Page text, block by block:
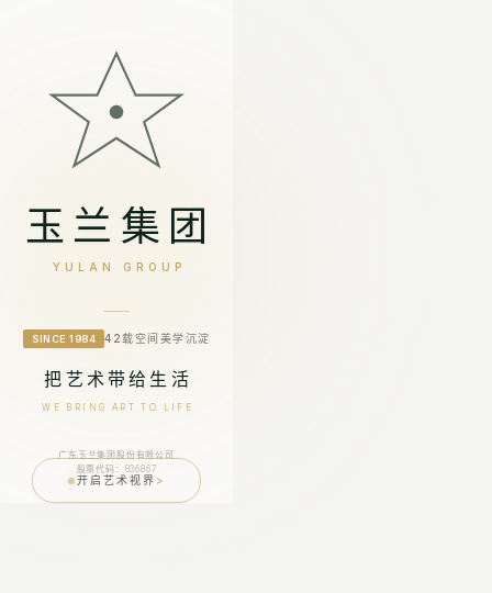
玉兰集团
YULAN GROUP
SINCE 1984 42载空间美学沉淀
把艺术带给生活
WE BRING ART TO LIFE
开启艺术视界 >
广东玉兰集团股份有限公司
股票代码：836867